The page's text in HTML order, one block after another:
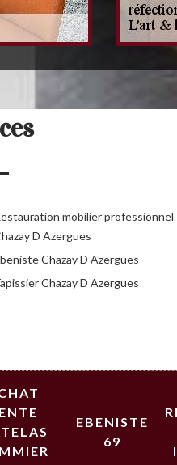
mobilier professionnel
D Azergues
Chazay D Azergues
Chazay D Azergues
EBENISTE
69